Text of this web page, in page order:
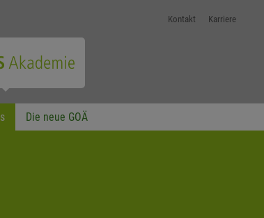
Kontakt Karriere
Die neue GOÄ